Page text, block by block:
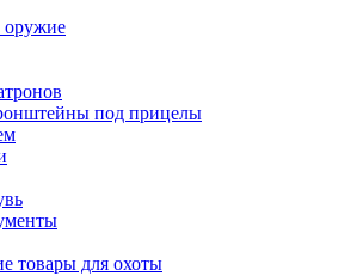
оружие
под прицелы
товары для охоты